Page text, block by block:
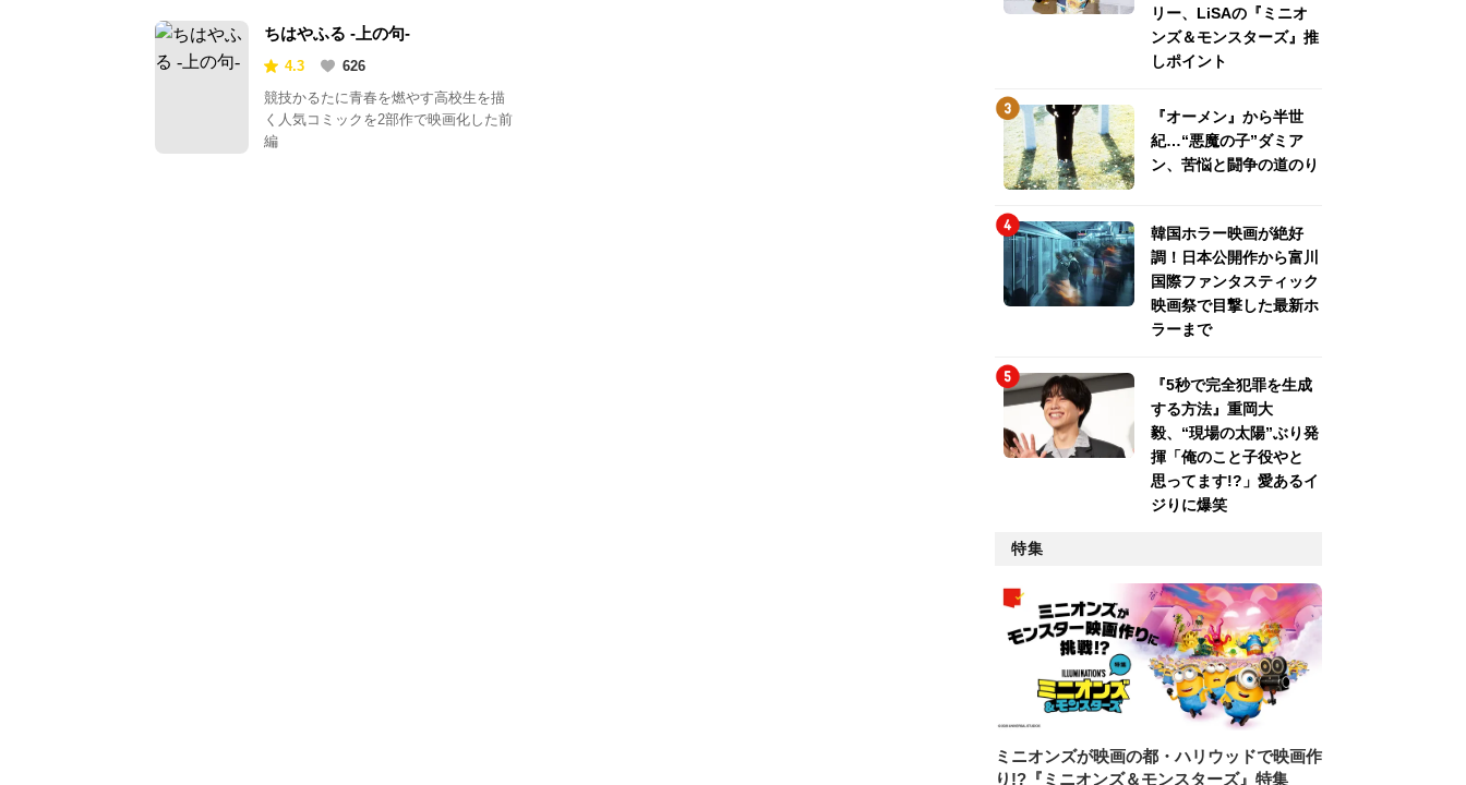
ちはやふる -上の句-
4.3
626
競技かるたに青春を燃やす高校生を描
く人気コミックを2部作で映画化した前
編
リー、LiSAの『ミニオ
ンズ＆モンスターズ』推
しポイント
『オーメン』から半世
紀…“悪魔の子”ダミア
ン、苦悩と闘争の道のり
韓国ホラー映画が絶好
調！日本公開作から富川
国際ファンタスティック
映画祭で目撃した最新ホ
ラーまで
『5秒で完全犯罪を生成
する方法』重岡大
毅、“現場の太陽”ぶり発
揮「俺のこと子役やと
思ってます!?」愛あるイ
ジりに爆笑
特集
ミニオンズが映画の都・ハリウッドで映画作
り!?『ミニオンズ＆モンスターズ』特集